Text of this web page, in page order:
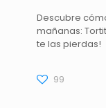
Descubre
mañanas:
te las pierdas!
99